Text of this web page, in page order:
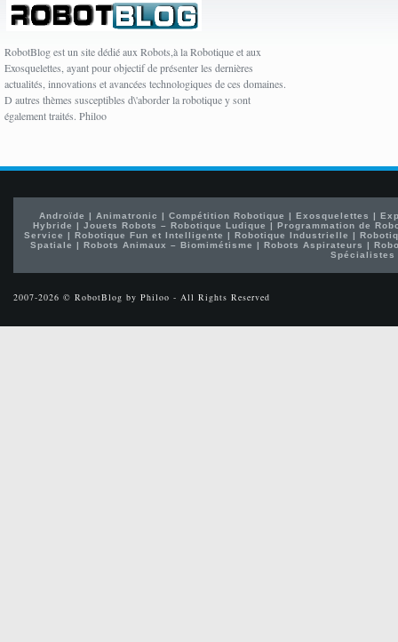
RobotBlog est un site dédié aux Robots,à la Robotique et aux
Exosquelettes, ayant pour objectif de présenter les dernières
actualités, innovations et avancées technologiques de ces domaines.
D autres thèmes susceptibles d\'aborder la robotique y sont
également traités. Philoo
Androïde | Animatronic | Compétition Robotique | Exosquelettes |
Hybride |Jouets Robots – Robotique Ludique |Programmation de
Service | Robotique Fun et Intelligente | Robotique Industrielle |
Spatiale | Robots Animaux – Biomimétisme | Robots Aspirateurs |
Spécialistes
2007-2026 © RobotBlog by Philoo - All Rights Reserved